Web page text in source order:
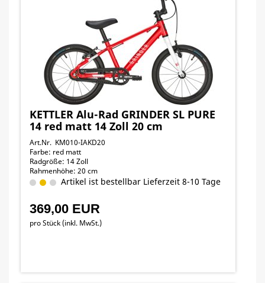
KETTLER Alu-Rad GRINDER SL PURE
14 red matt 14 Zoll 20 cm
Art.Nr. KM010-IAKD20
Farbe: red matt
Radgröße: 14 Zoll
Rahmenhöhe: 20 cm
Artikel ist bestellbar Lieferzeit 8-10 Tage
369,00 EUR
pro Stück (inkl. MwSt.)